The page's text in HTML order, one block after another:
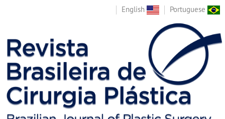
English Portuguese